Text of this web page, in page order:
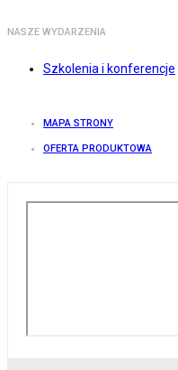
NASZE WYDARZENIA
Szkolenia i konferencje
MAPA STRONY
OFERTA PRODUKTOWA